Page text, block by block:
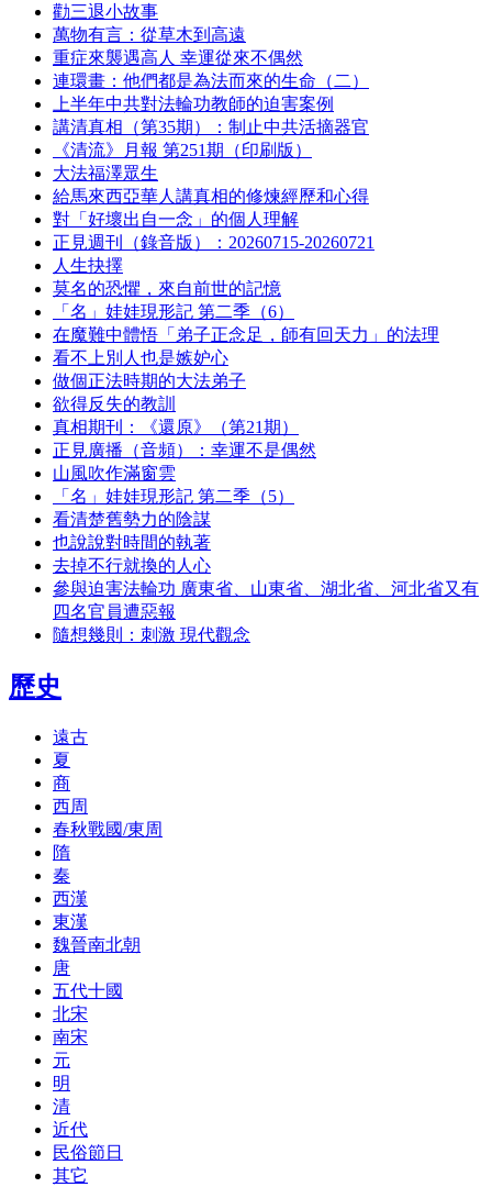
勸三退小故事
萬物有言：從草木到高遠
重症來襲遇高人 幸運從來不偶然
連環畫：他們都是為法而來的生命（二）
上半年中共對法輪功教師的迫害案例
講清真相（第35期）：制止中共活摘器官
《清流》月報 第251期（印刷版）
大法福澤眾生
給馬來西亞華人講真相的修煉經歷和心得
對「好壞出自一念」的個人理解
正見週刊（錄音版）：20260715-20260721
人生抉擇
莫名的恐懼，來自前世的記憶
「名」娃娃現形記 第二季（6）
在魔難中體悟「弟子正念足，師有回天力」的法理
看不上別人也是嫉妒心
做個正法時期的大法弟子
欲得反失的教訓
真相期刊：《還原》（第21期）
正見廣播（音頻）：幸運不是偶然
山風吹作滿窗雲
「名」娃娃現形記 第二季（5）
看清楚舊勢力的陰謀
也說說對時間的執著
去掉不行就換的人心
參與迫害法輪功 廣東省、山東省、湖北省、河北省又有
四名官員遭惡報
隨想幾則：刺激 現代觀念
歷史
遠古
夏
商
西周
春秋戰國/東周
隋
秦
西漢
東漢
魏晉南北朝
唐
五代十國
北宋
南宋
元
明
清
近代
民俗節日
其它